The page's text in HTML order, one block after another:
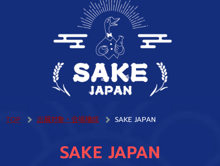
TOP 出展対象・会場構成 SAKE JAPAN
SAKE JAPAN